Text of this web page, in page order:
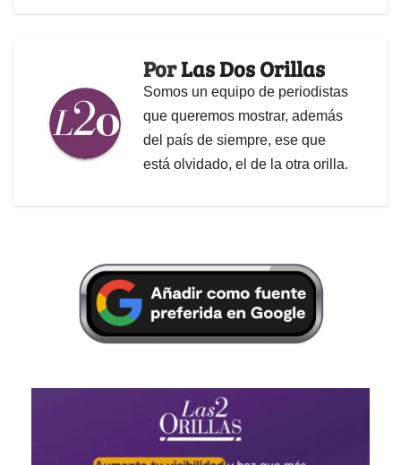
PorLas Dos Orillas
Somos un equipo de periodistas
que queremos mostrar, además
del país de siempre, ese que
está olvidado, el de la otra orilla.